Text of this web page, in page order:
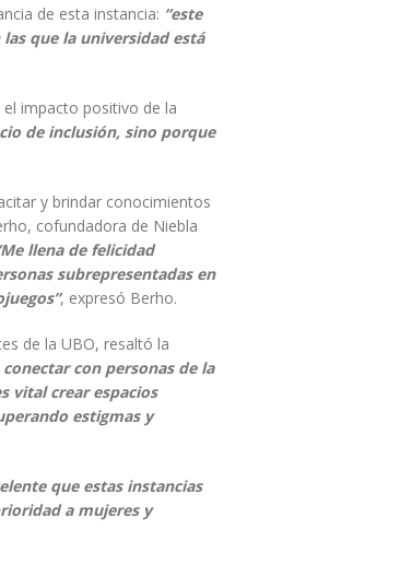
de esta instancia: “este
que la universidad está
impacto positivo de la
de inclusión, sino porque
y brindar conocimientos
cofundadora de Niebla
llena de felicidad
subrepresentadas en
, expresó Berho.
de la UBO, resaltó la
con personas de la
vital crear espacios
estigmas y
que estas instancias
a mujeres y